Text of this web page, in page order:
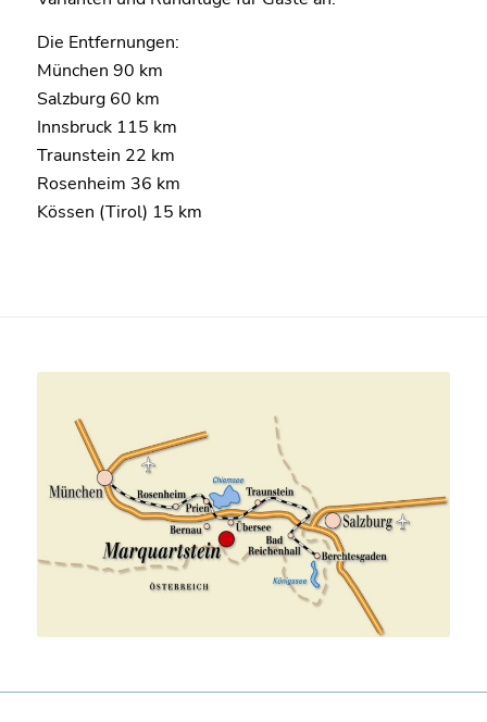
Die Entfernungen:
München 90 km
Salzburg 60 km
Innsbruck 115 km
Traunstein 22 km
Rosenheim 36 km
Kössen (Tirol) 15 km